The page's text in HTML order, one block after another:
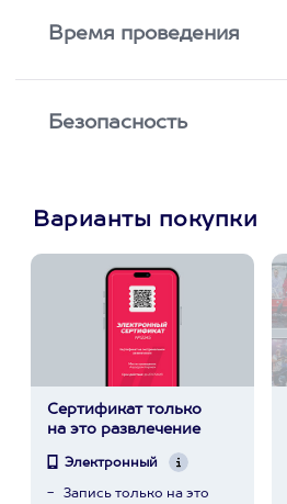
Время проведения
Безопасность
Варианты покупки
Сертификат только
на это развлечение
Электронный
Запись только на это